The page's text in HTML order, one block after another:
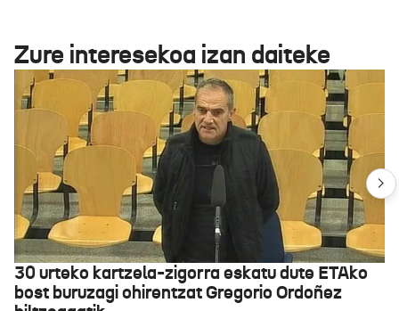
Zure interesekoa izan daiteke
30 urteko kartzela-zigorra eskatu dute ETAko
bost buruzagi ohirentzat Gregorio Ordoñez